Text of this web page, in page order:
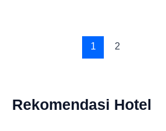
1 2
Rekomendasi Hotel